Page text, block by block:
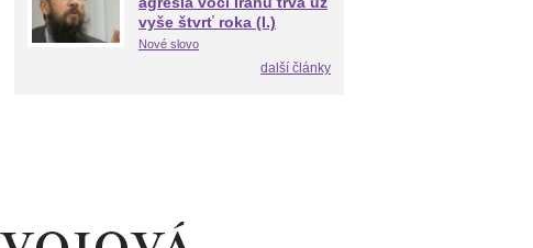
vyše štvrť roka (I.)
Nové slovo
další články